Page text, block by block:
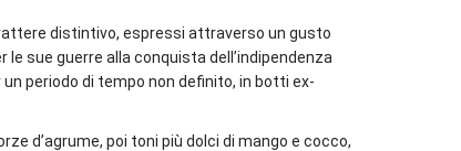
distintivo, espressi attraverso un gusto
le sue guerre alla conquista dell’indipendenza
periodo di tempo non definito, in botti ex-
d’agrume, poi toni più dolci di mango e cocco,